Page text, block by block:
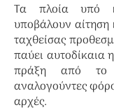
Τα πλοία υπό
υποβάλουν
ταχθείσας
παύει αυτοδίκαια
πράξη από το
αναλογούντες
αρχές.